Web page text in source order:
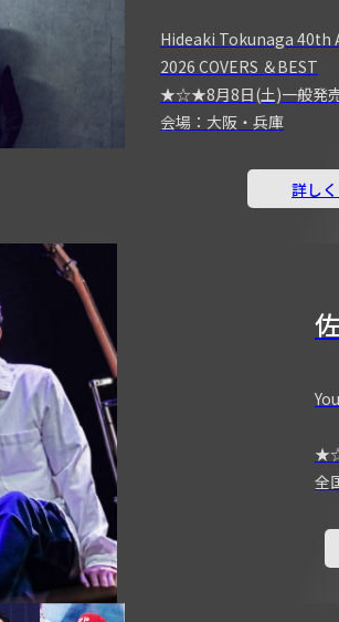
Hideaki Tokunaga 40th
2026 COVERS ＆BEST
★☆★8月8日(土)一般
会場：大阪・兵庫
詳し
全